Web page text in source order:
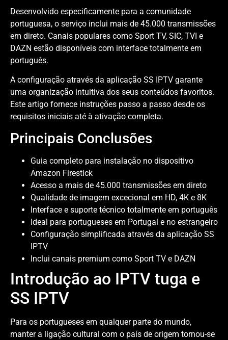
Desenvolvido especificamente para a comunidade
portuguesa, o serviço inclui mais de 45.000 transmissões
em direto. Canais populares como Sport TV, SIC, TVI e
DAZN estão disponíveis com interface totalmente em
português.
A configuração através da aplicação SS IPTV garante
uma organização intuitiva dos seus conteúdos favoritos.
Este artigo fornece instruções passo a passo desde os
requisitos iniciais até à ativação completa.
Principais Conclusões
Guia completo para instalação no dispositivo
Amazon Firestick
Acesso a mais de 45.000 transmissões em direto
Qualidade de imagem excecional em HD, 4K e 8K
Interface e suporte técnico totalmente em português
Ideal para portugueses em Portugal e no estrangeiro
Configuração simplificada através da aplicação SS
IPTV
Inclui canais premium como Sport TV e DAZN
Introdução ao IPTV tuga e
SS IPTV
Para os portugueses em qualquer parte do mundo,
manter a ligação cultural com o país de origem tornou-se